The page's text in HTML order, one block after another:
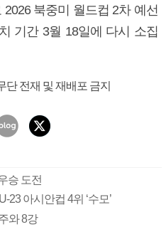
북중미 월드컵 2차 예선
기간 3월 18일에 다시 소집
단 전재 및 재배포 금지
승 도전
아시안컵 4위 ‘수모’
와 8강